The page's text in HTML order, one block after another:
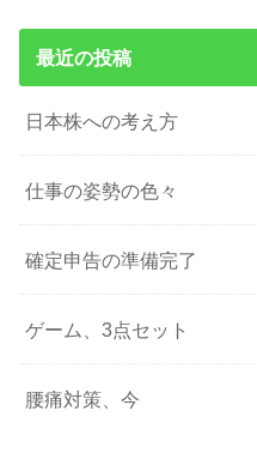
最近の投稿
日本株への考え方
仕事の姿勢の色々
確定申告の準備完了
ゲーム、3点セット
腰痛対策、今